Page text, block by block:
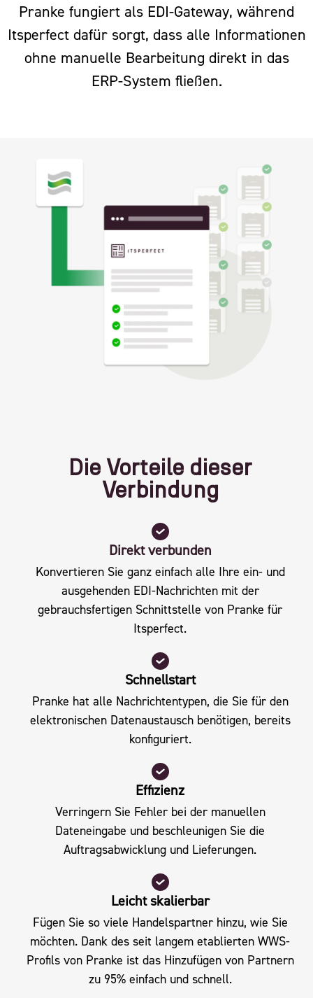
Pranke fungiert als EDI-Gateway, während
Itsperfect dafür sorgt, dass alle Informationen
ohne manuelle Bearbeitung direkt in das
ERP-System fließen.
Die Vorteile dieser
Verbindung
Direkt verbunden
Konvertieren Sie ganz einfach alle Ihre ein- und
ausgehenden EDI-Nachrichten mit der
gebrauchsfertigen Schnittstelle von Pranke für
Itsperfect.
Schnellstart
Pranke hat alle Nachrichtentypen, die Sie für den
elektronischen Datenaustausch benötigen, bereits
konfiguriert.
Effizienz
Verringern Sie Fehler bei der manuellen
Dateneingabe und beschleunigen Sie die
Auftragsabwicklung und Lieferungen.
Leicht skalierbar
Fügen Sie so viele Handelspartner hinzu, wie Sie
möchten. Dank des seit langem etablierten WWS-
Profils von Pranke ist das Hinzufügen von Partnern
zu 95% einfach und schnell.